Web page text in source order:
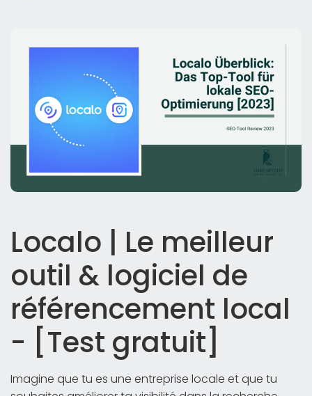
Localo | Le meilleur
outil & logiciel de
référencement local
- [Test gratuit]
Imagine que tu es une entreprise locale et que tu